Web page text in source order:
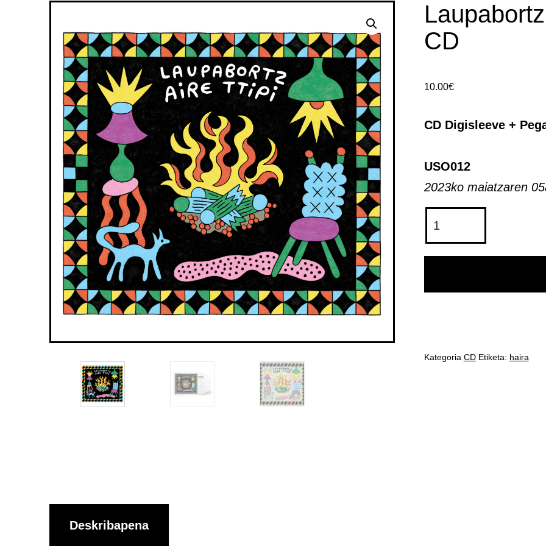
CD
10.00€
CD Digisleeve +
USO012
2023ko maiatzaren
Kategoria CD Etiketa: haira
Deskribapena